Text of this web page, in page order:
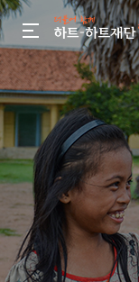
gnb menu open
인기 키워드
#정기후원#하트